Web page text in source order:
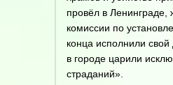
провёл в Ленинграде,
комиссии по
конца исполнили
в городе царили
страданий».